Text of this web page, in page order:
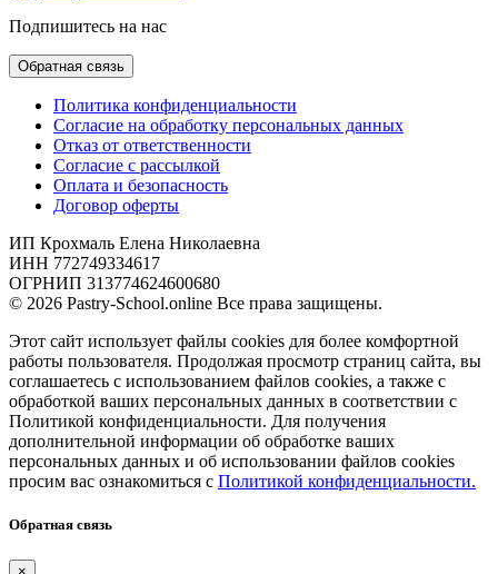
Подпишитесь на нас
Обратная связь
Политика конфиденциальности
Согласие на обработку персональных данных
Отказ от ответственности
Согласие с рассылкой
Оплата и безопасность
Договор оферты
ИП Крохмаль Елена Николаевна
ИНН 772749334617
ОГРНИП 313774624600680
© 2026 Pastry-School.online Все права защищены.
Этот сайт использует файлы cookies для более комфортной
работы пользователя. Продолжая просмотр страниц сайта, вы
соглашаетесь с использованием файлов cookies, а также с
обработкой ваших персональных данных в соответствии с
Политикой конфиденциальности. Для получения
дополнительной информации об обработке ваших
персональных данных и об использовании файлов cookies
просим вас ознакомиться с Политикой конфиденциальности.
Обратная связь